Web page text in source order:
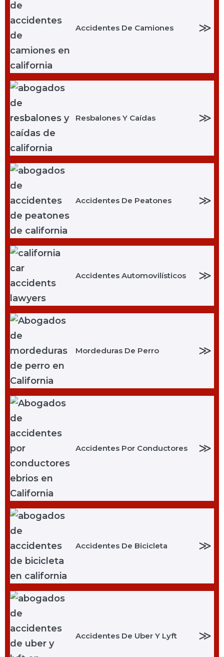
Accidentes De Camiones ≫
Resbalones Y Caídas ≫
Accidentes De Peatones ≫
Accidentes Automovilísticos ≫
Mordeduras De Perro ≫
Accidentes Por Conductores ≫
Accidentes De Bicicleta ≫
Accidentes De Uber Y Lyft ≫